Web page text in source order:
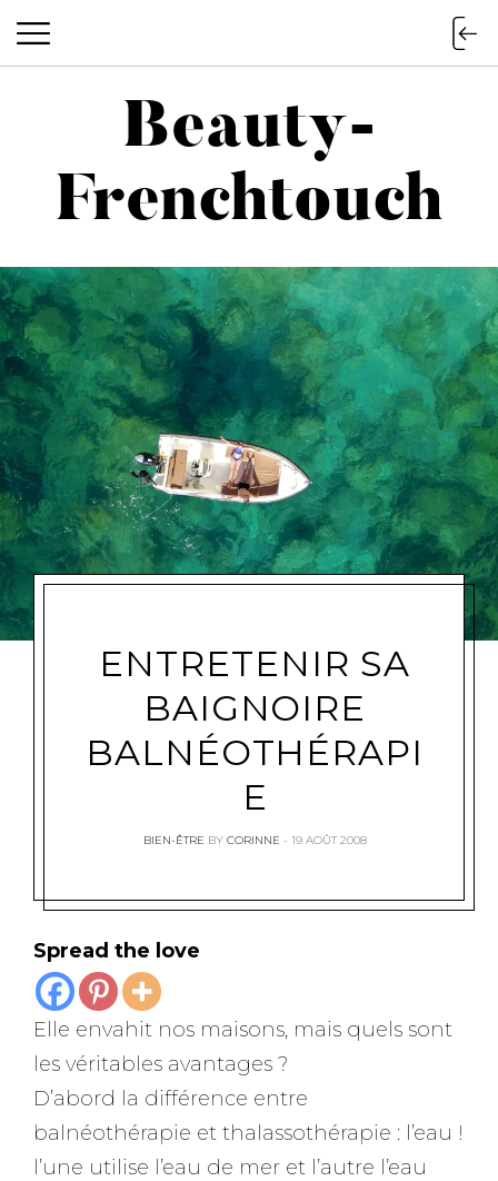
Beauty-Frenchtouch
Beauty-
Frenchtouch
ENTRETENIR SA
BAIGNOIRE
BALNÉOTHÉRAPI
E
BIEN-ÊTRE BY CORINNE 19 AOÛT 2008
Spread the love
Elle envahit nos maisons, mais quels sont
les véritables avantages ?
D’abord la différence entre
balnéothérapie et thalassothérapie : l’eau !
l’une utilise l’eau de mer et l’autre l’eau